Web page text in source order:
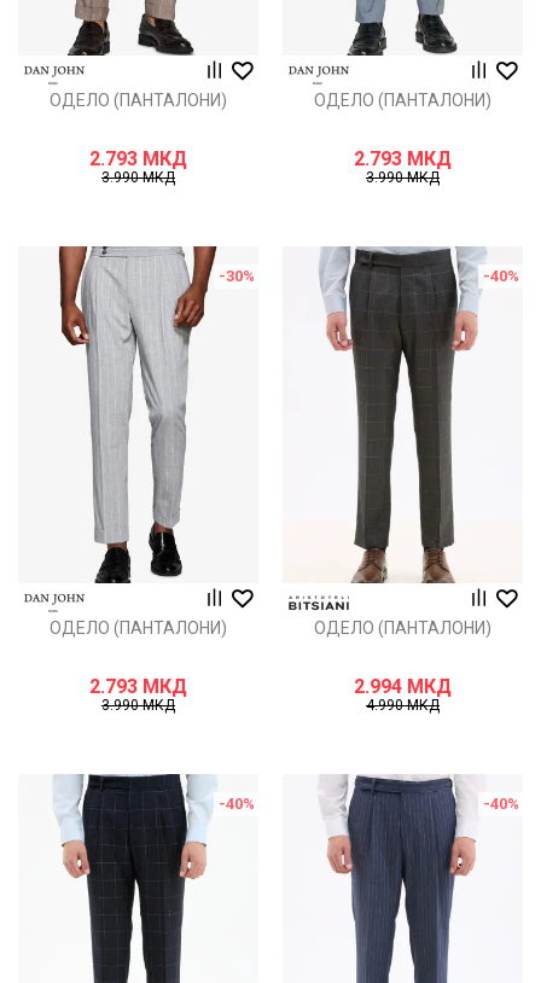
ОДЕЛО (ПАНТАЛОНИ)
2.793 МКД
3.990МКД
ОДЕЛО (ПАНТАЛОНИ)
2.793 МКД
3.990МКД
-30%
ОДЕЛО (ПАНТАЛОНИ)
2.793 МКД
3.990МКД
-40%
ОДЕЛО (ПАНТАЛОНИ)
2.994 МКД
4.990МКД
-40% -40%